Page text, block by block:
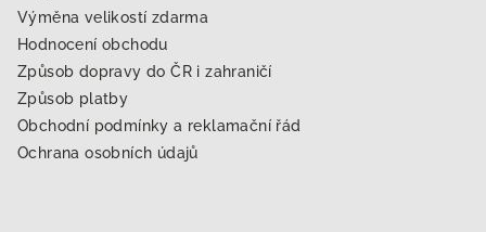
Výměna velikostí zdarma
Hodnocení obchodu
Způsob dopravy do ČR i zahraničí
Způsob platby
Obchodní podmínky a reklamační řád
Ochrana osobních údajů